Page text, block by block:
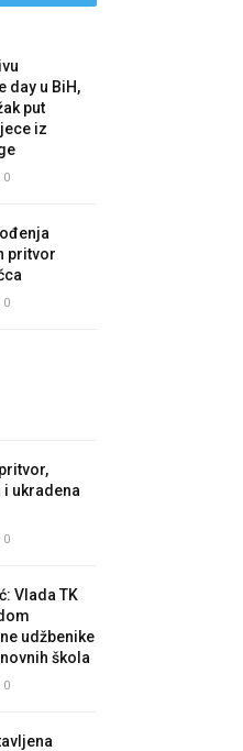
day u BiH,
put
iz
0
pritvor
0
ukradena
0
Vlada TK
udžbenike
škola
0